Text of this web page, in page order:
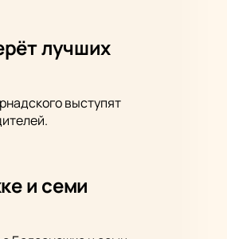
лучших
выступят
и семи